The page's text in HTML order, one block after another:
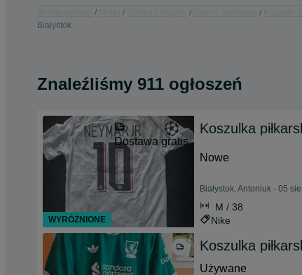
Białystok
Znaleźliśmy 911 ogłoszeń
Dostawa gratis
Koszulka
Nowe
Białystok, Antoniuk - 05
M / 38
Nike
Koszulka
Używane
WYRÓŻNIONE